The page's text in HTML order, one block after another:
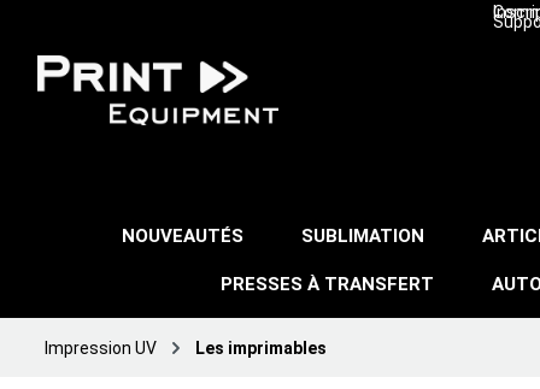
NOUVEAUTÉS SUBLIMATION
PRESSES À TRANSFERT
Impression UV Les imprimables